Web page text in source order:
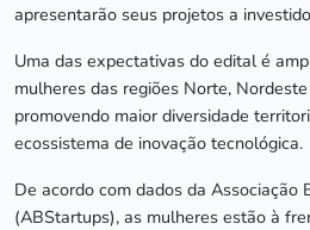
apresentarão seus projetos a
Uma das expectativas do edital é
mulheres das regiões Norte,
promovendo maior diversidade
ecossistema de inovação tecnológica.
De acordo com dados da Associação
(ABStartups), as mulheres estão à